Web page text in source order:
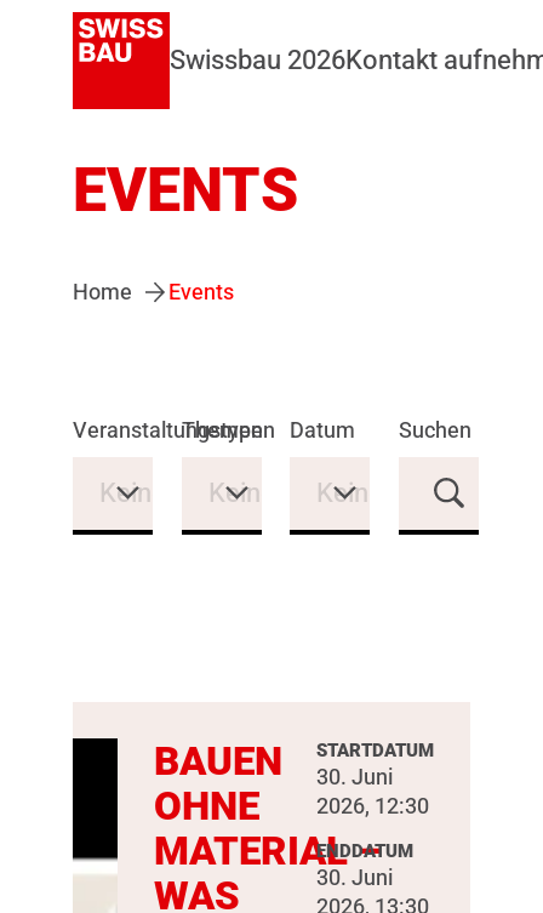
Swissbau 2026Kontakt
EVENTS
Home Events
Veranstaltungstypen
Keine Auswahl
Themen
Keine Auswahl
Datum
Keine Auswahl
Suchen
BAUEN
OHNE
MATERIAL –
WAS
STARTDATUM
30. Juni
2026, 12:30
ENDDATUM
30. Juni
2026, 13:30